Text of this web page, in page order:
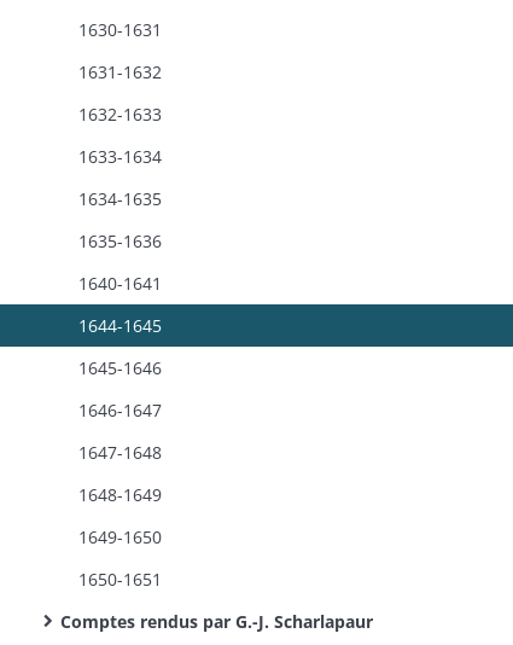
1630-1631
1631-1632
1632-1633
1633-1634
1634-1635
1635-1636
1640-1641
1644-1645
1645-1646
1646-1647
1647-1648
1648-1649
1649-1650
1650-1651
Comptes rendus par G.-J. Scharlapaur